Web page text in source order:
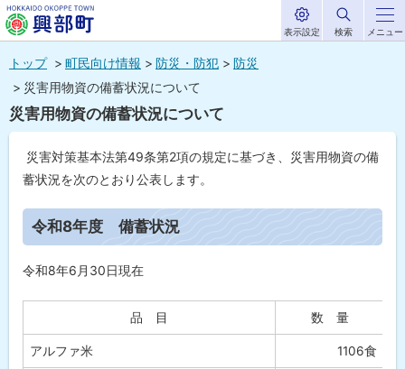
へ
メ
北海道興部
町
HOKKAIDO OKOPPE TOWN
メニュー
表示設定 検索
トップ 町民向け情報 防災・防犯
防災
災害用物資の備蓄状況について
災害用物資の備蓄状況について
災害対策基本法第49条第2項の規定に基づき、災害用物資の備
蓄状況を次のとおり公表します。
ペ
ー
ジ
内
目
次
令
8
年
度
令和8年度 備蓄状況
令和8年6月30日現在
品 目 数 量
アルファ米 1106食